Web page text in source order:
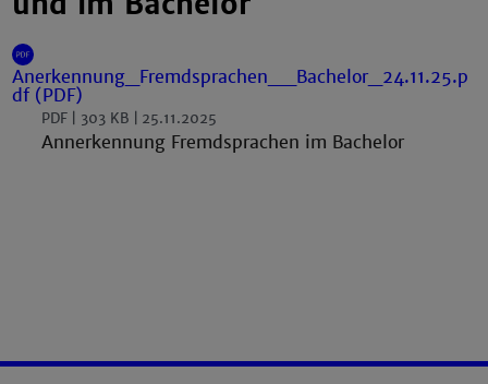
Anerkennung_Fremdsprachen__Bachelor_24.11.25.p
df (PDF)
PDF 303 KB 25.11.2025
Annerkennung Fremdsprachen im Bachelor